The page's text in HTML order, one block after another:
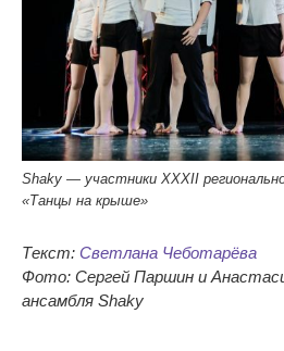
Shaky — участники XXXII
«Танцы на крыше»
Текст: Светлана Чеботарёва
Фото: Сергей Паршин и
ансамбля Shaky